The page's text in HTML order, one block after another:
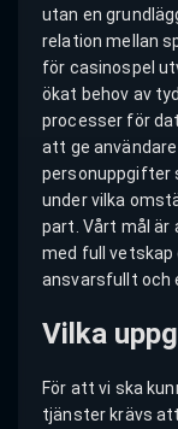
utan en
relation mellan
för casinospel
ökat behov av
processer för
att ge
personuppgifter
under vilka
part. Vårt mål är
med full vetskap
ansvarsfullt och
Vilka
För att vi ska
tjänster krävs